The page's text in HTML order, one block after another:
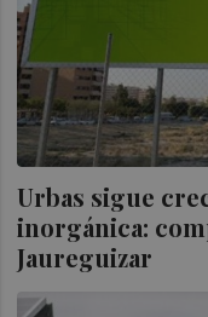
Urbas sigue
inorgánica:
Jaureguizar